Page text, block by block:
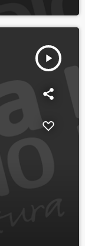
play_arrow